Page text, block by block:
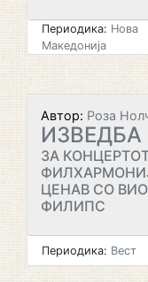
Периодика: Нова
Македонија
Автор: Роза
ЗА
ЦЕНАВ СО
ФИЛИПС
Периодика: Вест